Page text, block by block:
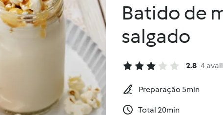
Batido de
salgado
2.8 4
Preparação 5min
Total 20min